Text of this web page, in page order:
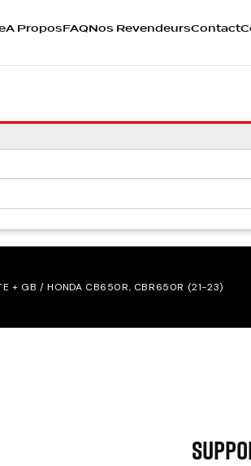
A ProposFAQNos RevendeursContact
+ GB / HONDA CB650R, CBR650R (21-23)